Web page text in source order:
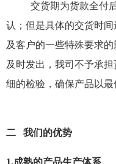
交货期为货款全付后
认；但是具体的交货时
及客户的一些特殊要求
及时发出，我司不予承
细的检验，确保产品以最
二 我们的优势
1.成熟的产品生产体系